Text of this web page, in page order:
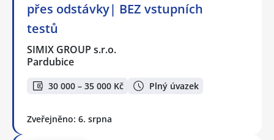
přes odstávky| BEZ vstupních
testů
SIMIX GROUP s.r.o.
Pardubice
30 000 – 35 000 Kč Plný úvazek
Zveřejněno: 6. srpna